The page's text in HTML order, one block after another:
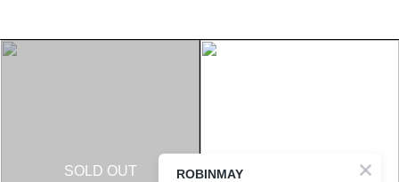
SOLD OUT ROBINMAY